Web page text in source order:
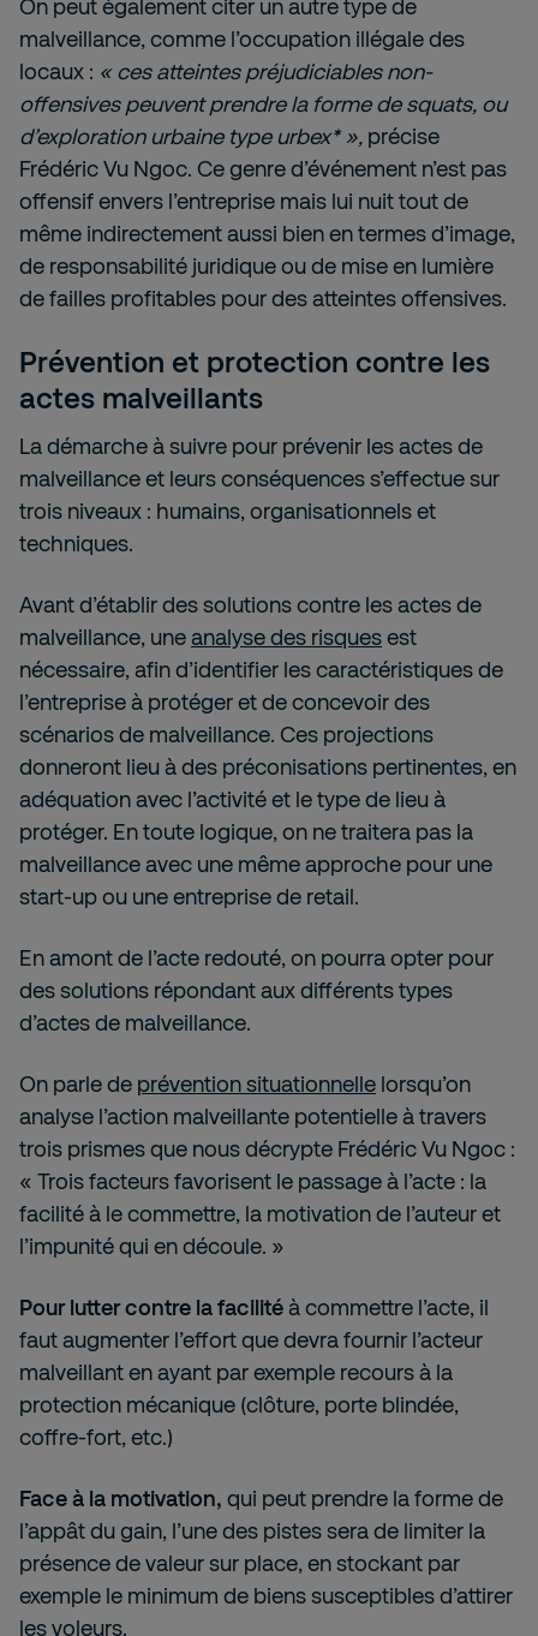
On peut également citer un autre type de
malveillance, comme l’occupation illégale des
locaux : « ces atteintes préjudiciables non-
offensives peuvent prendre la forme de squats, ou
d’exploration urbaine type urbex* », précise
Frédéric Vu Ngoc. Ce genre d’événement n’est pas
offensif envers l’entreprise mais lui nuit tout de
même indirectement aussi bien en termes d’image,
de responsabilité juridique ou de mise en lumière
de failles profitables pour des atteintes offensives.
Prévention et protection contre les
actes malveillants
La démarche à suivre pour prévenir les actes de
malveillance et leurs conséquences s’effectue sur
trois niveaux : humains, organisationnels et
techniques.
Avant d’établir des solutions contre les actes de
malveillance, une analyse des risquesest
nécessaire, afin d’identifier les caractéristiques de
l’entreprise à protéger et de concevoir des
scénarios de malveillance. Ces projections
donneront lieu à des préconisations pertinentes, en
adéquation avec l’activité et le type de lieu à
protéger. En toute logique, on ne traitera pas la
malveillance avec une même approche pour une
start-up ou une entreprise de retail.
En amont de l’acte redouté, on pourra opter pour
des solutions répondant aux différents types
d’actes de malveillance.
On parle de prévention situationnelle lorsqu’on
analyse l’action malveillante potentielle à travers
trois prismes que nous décrypte Frédéric Vu Ngoc :
« Trois facteurs favorisent le passage à l’acte : la
facilité à le commettre, la motivation de l’auteur et
l’impunité qui en découle. »
Pour lutter contre la facilité à commettre l’acte, il
faut augmenter l’effort que devra fournir l’acteur
malveillant en ayant par exemple recours à la
protection mécanique (clôture, porte blindée,
coffre-fort, etc.)
Face à la motivation, qui peut prendre la forme de
l’appât du gain, l’une des pistes sera de limiter la
présence de valeur sur place, en stockant par
exemple le minimum de biens susceptibles d’attirer
les voleurs.